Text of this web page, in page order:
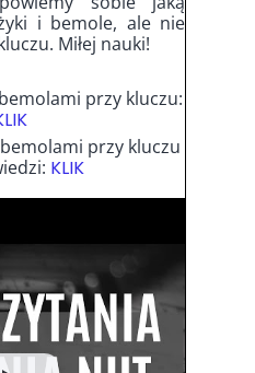
i bemole, ale nie
Miłej nauki!
przy kluczu:
przy kluczu
KLIK